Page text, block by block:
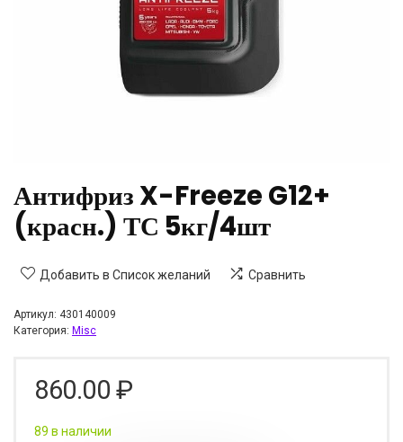
Антифриз X-Freeze G12+
(красн.) ТС 5кг/4шт
Добавить в Список желаний Сравнить
Артикул: 430140009
Категория: Misc
860.00 ₽
89 в наличии